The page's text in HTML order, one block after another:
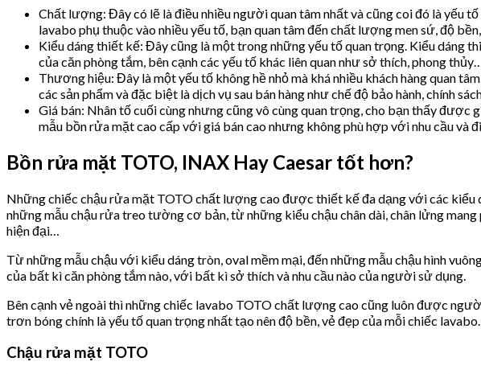
Chất lượng: Đây có lẽ là điều nhiều người quan tâm nhất và cũng coi đó là yếu
lavabo phụ thuộc vào nhiều yếu tố, bạn quan tâm đến chất lượng men sứ, độ
Kiểu dáng thiết kế: Đây cũng là một trong những yếu tố quan trọng. Kiểu dáng
của căn phòng tắm, bên cạnh các yếu tố khác liên quan như sở thích, phong thủy…
Thương hiệu: Đây là một yếu tố không hề nhỏ mà khá nhiều khách hàng quan
các sản phẩm và đặc biệt là dịch vụ sau bán hàng như chế độ bảo hành, chính
Giá bán: Nhân tố cuối cùng nhưng cũng vô cùng quan trọng, cho bạn thấy
mẫu bồn rửa mặt cao cấp với giá bán cao nhưng không phù hợp với nhu cầu và
Bồn rửa mặt TOTO, INAX Hay Caesar tốt hơn?
Những chiếc chậu rửa mặt TOTO chất lượng cao được thiết kế đa dạng với các kiểu
những mẫu chậu rửa treo tường cơ bản, từ những kiểu chậu chân dài, chân lửng
hiện đại…
Từ những mẫu chậu với kiểu dáng tròn, oval mềm mại, đến những mẫu chậu hình
của bất kì căn phòng tắm nào, với bất kì sở thích và nhu cầu nào của người sử dụng.
Bên cạnh vẻ ngoài thì những chiếc lavabo TOTO chất lượng cao cũng luôn được
trơn bóng chính là yếu tố quan trọng nhất tạo nên độ bền, vẻ đẹp của mỗi chiếc lavabo.
Chậu rửa mặt TOTO